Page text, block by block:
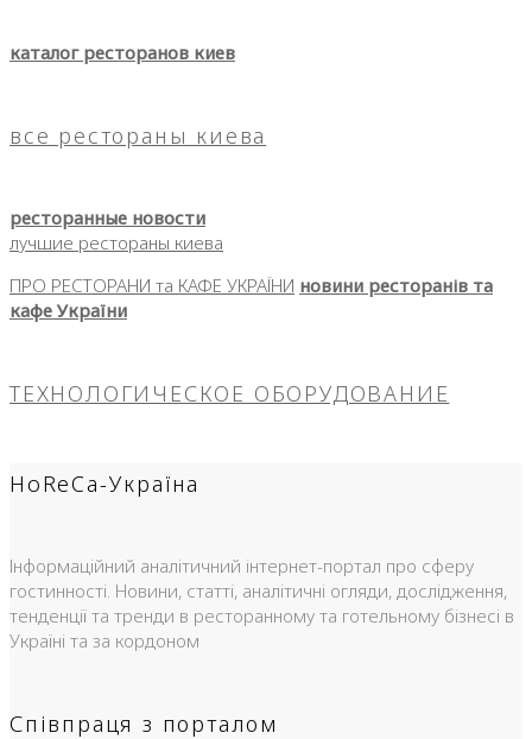
каталог ресторанов киев
все рестораны киева
ресторанные новости
лучшие рестораны киева
ПРО РЕСТОРАНИ та КАФЕ УКРАЇНИ новини ресторанів та
кафе України
ТЕХНОЛОГИЧЕСКОЕ ОБОРУДОВАНИЕ
HoReCa-Україна
Інформаційний аналітичний інтернет-портал про сферу
гостинності. Новини, статті, аналітичні огляди, дослідження,
тенденції та тренди в ресторанному та готельному бізнесі в
Україні та за кордоном
Співпраця з порталом